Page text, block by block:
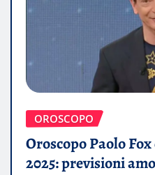
OROSCOPO
Oroscopo Paolo
2025: previsioni